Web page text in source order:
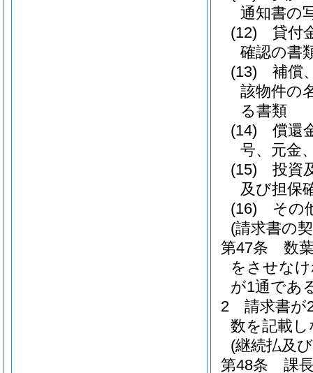
通知書の
(12)
貸付
確認の書
(13)
補償
該物件の
る書類
(14)
償還
号、元金
(15)
投資
及び担保
(16)
その
(請求書の
第47条
数
をさせな
が1通であ
2
請求書が
数を記載
(継続払及
第48条
課